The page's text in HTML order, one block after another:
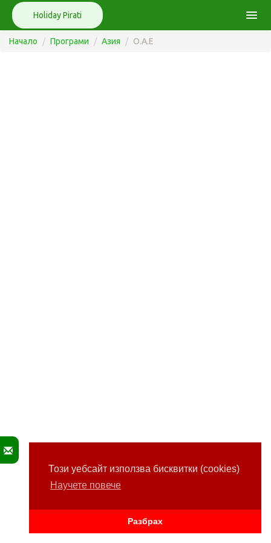
Този уебсайт използва бисквитки (cookies)
Научете повече
Разбрах
Holiday Pirati menu
Начало Програми Азия О.А.Е